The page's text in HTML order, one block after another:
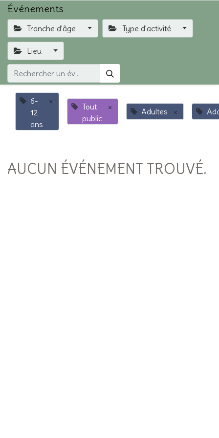
Événements
Tranche d'âge Type d'activité
Lieu
6-
12
ans
×
Tout
public
× Adultes ×
AUCUN ÉVÉNEMENT TROUVÉ.